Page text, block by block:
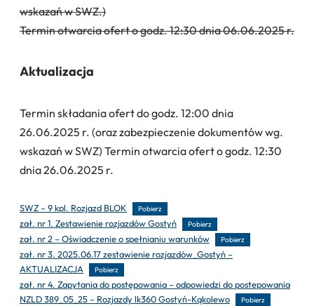
wskazań w SWZ.)
Termin otwarcia ofert o godz. 12:30 dnia 06.06.2025 r.
Aktualizacja
Termin składania ofert do godz. 12:00 dnia
26.06.2025 r. (oraz zabezpieczenie dokumentów wg.
wskazań w SWZ) Termin otwarcia ofert o godz. 12:30
dnia 26.06.2025 r.
SWZ – 9 kpl. Rozjazd BLOK Pobierz
zał. nr 1. Zestawienie rozjazdów Gostyń Pobierz
zał. nr 2 – Oświadczenie o spełnianiu warunków Pobierz
zał. nr 3. 2025.06.17 zestawienie rozjazdów_Gostyń –
AKTUALIZACJA
Pobierz
zał. nr 4. Zapytania do postępowania – odpowiedzi do postepowania
NZLD 389_05_25 – Rozjazdy lk360 Gostyń-Kąkolewo
Pobierz